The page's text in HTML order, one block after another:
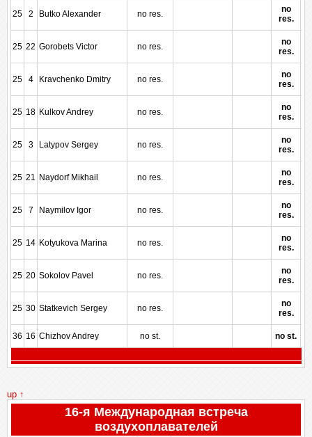
25 2 Butko Alexander no res.
no
res.
25 22 Gorobets Victor no res.
no
res.
25 4 Kravchenko Dmitry no res.
no
res.
25 18 Kulkov Andrey no res.
no
res.
25 3 Latypov Sergey no res.
no
res.
25 21 Naydorf Mikhail no res.
no
res.
25 7 Naymilov Igor no res.
no
res.
25 14 Kotyukova Marina no res.
no
res.
25 20 Sokolov Pavel no res.
no
res.
25 30 Statkevich Sergey no res.
no
res.
36 16 Chizhov Andrey no st. no st.
up ↑
16-я Международная встреча
воздухоплавателей